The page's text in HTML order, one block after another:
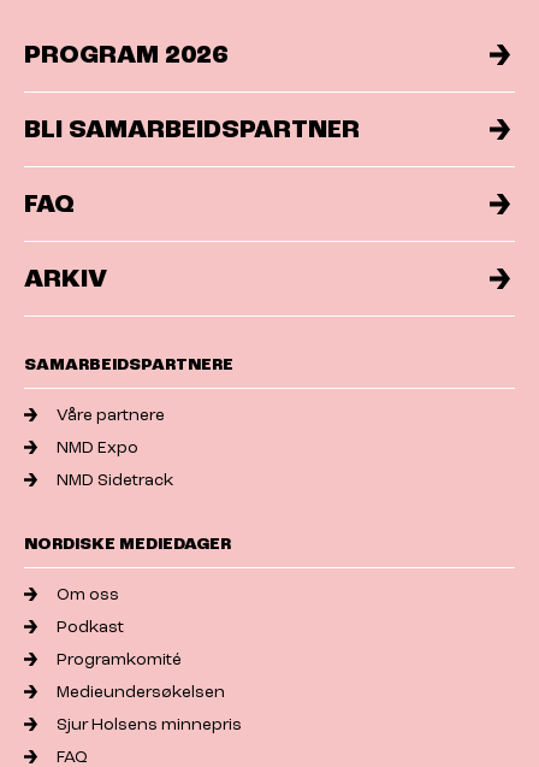
PROGRAM 2026
BLI SAMARBEIDSPARTNER
FAQ
ARKIV
SAMARBEIDSPARTNERE
Våre partnere
NMD Expo
NMD Sidetrack
NORDISKE MEDIEDAGER
Om oss
Podkast
Programkomité
Medieundersøkelsen
Sjur Holsens minnepris
FAQ